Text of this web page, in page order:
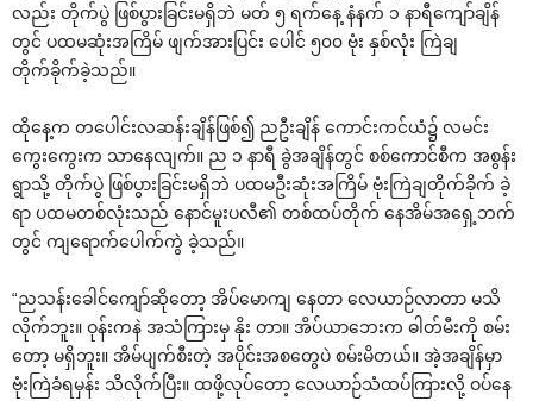
လည်း တိုက်ပွဲ ဖြစ်ပွားခြင်းမရှိဘဲ မတ် ၅ ရက်နေ့ နံနက် ၁ နာရီကျော်ချိန်
တွင် ပထမဆုံးအကြိမ် ဖျက်အားပြင်း ပေါင် ၅၀၀ ဗုံး နှစ်လုံး ကြဲချ
တိုက်ခိုက်ခဲ့သည်။
ထိုနေ့က တပေါင်းလဆန်းချိန်ဖြစ်၍ ညဦးချိန် ကောင်းကင်ယံ၌ လမင်း
ကွေးကွေးက သာနေလျက်။ ည ၁ နာရီ ခွဲအချိန်တွင် စစ်ကောင်စီက အစွန်း
ရွာသို့ တိုက်ပွဲ ဖြစ်ပွားခြင်းမရှိဘဲ ပထမဦးဆုံးအကြိမ် ဗုံးကြဲချတိုက်ခိုက် ခဲ့
ရာ ပထမတစ်လုံးသည် နောင်မူးပလီ၏ တစ်ထပ်တိုက် နေအိမ်အရှေ့ဘက်
တွင် ကျရောက်ပေါက်ကွဲ ခဲ့သည်။
“ညသန်းခေါင်ကျော်ဆိုတော့ အိပ်မောကျ နေတာ လေယာဉ်လာတာ မသိ
လိုက်ဘူး။ ဝုန်းကနဲ အသံကြားမှ နိုး တာ။ အိပ်ယာဘေးက ဓါတ်မီးကို စမ်း
တော့ မရှိဘူး။ အိမ်ပျက်စီးတဲ့ အပိုင်းအစတွေပဲ စမ်းမိတယ်။ အဲ့အချိန်မှာ
ဗုံးကြဲခံရမှန်း သိလိုက်ပြီး။ ထဖို့လုပ်တော့ လေယာဉ်သံထပ်ကြားလို့ ဝပ်နေ